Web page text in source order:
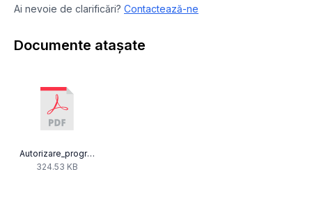
Ai nevoie de clarificări? Contactează-ne
Documente atașate
Autorizare_programe_Radio_-_UNGARIA_9213_22-09-2020.pdf
324.53 KB